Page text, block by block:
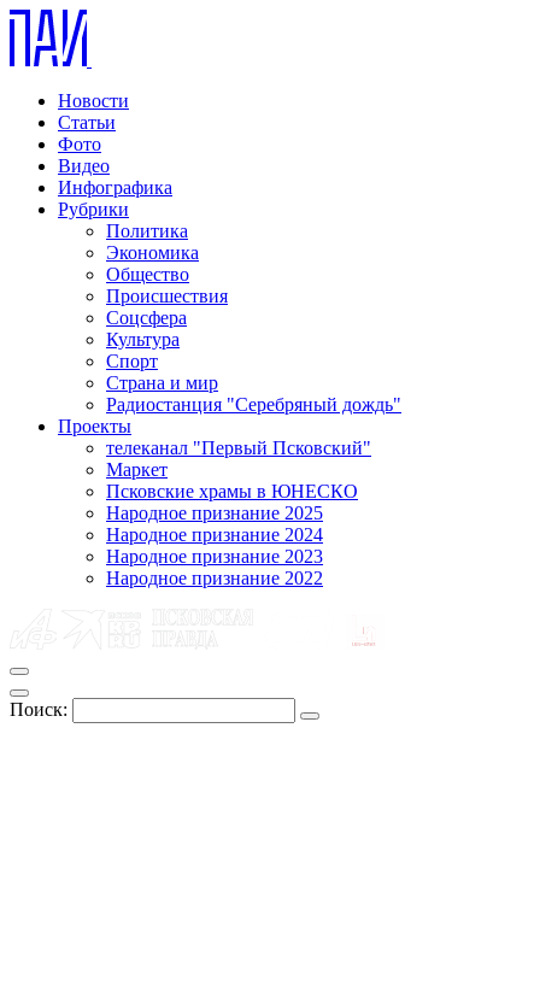
Новости
Статьи
Фото
Видео
Инфографика
Рубрики
Политика
Экономика
Общество
Происшествия
Соцсфера
Культура
Спорт
Страна и мир
Радиостанция "Серебряный дождь"
Проекты
телеканал "Первый Псковский"
Маркет
Псковские храмы в ЮНЕСКО
Народное признание 2025
Народное признание 2024
Народное признание 2023
Народное признание 2022
Поиск: